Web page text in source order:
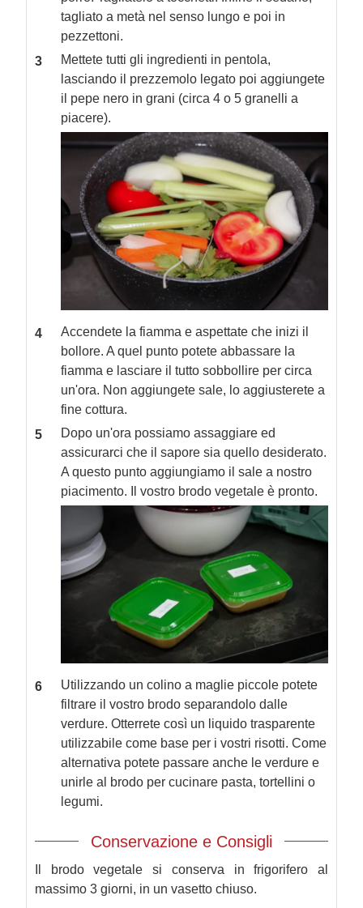
tagliato a metà nel senso lungo e poi in
pezzettoni.
Mettete tutti gli ingredienti in pentola,
lasciando il prezzemolo legato poi aggiungete
il pepe nero in grani (circa 4 o 5 granelli a
piacere).
Accendete la fiamma e aspettate che inizi il
bollore. A quel punto potete abbassare la
fiamma e lasciare il tutto sobbollire per circa
un'ora. Non aggiungete sale, lo aggiusterete a
fine cottura.
Dopo un'ora possiamo assaggiare ed
assicurarci che il sapore sia quello desiderato.
A questo punto aggiungiamo il sale a nostro
piacimento. Il vostro brodo vegetale è pronto.
Utilizzando un colino a maglie piccole potete
filtrare il vostro brodo separandolo dalle
verdure. Otterrete così un liquido trasparente
utilizzabile come base per i vostri risotti. Come
alternativa potete passare anche le verdure e
unirle al brodo per cucinare pasta, tortellini o
legumi.
Conservazione e Consigli
Il brodo vegetale si conserva in frigorifero al
massimo 3 giorni, in un vasetto chiuso.